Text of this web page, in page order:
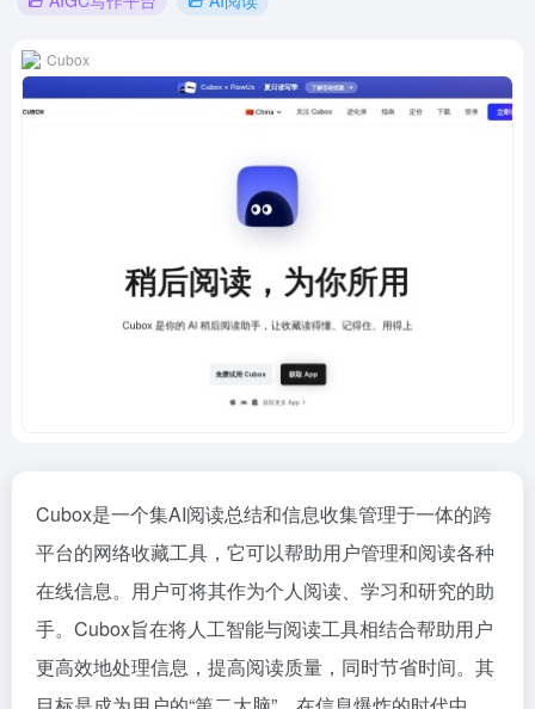
Cubox
Cubox是一个集AI阅读总结和信息收集管理于一体的跨
平台的网络收藏工具，它可以帮助用户管理和阅读各种
在线信息。用户可将其作为个人阅读、学习和研究的助
手。Cubox旨在将人工智能与阅读工具相结合帮助用户
更高效地处理信息，提高阅读质量，同时节省时间。其